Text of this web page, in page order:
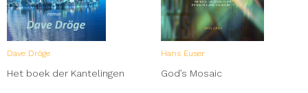
Dave Dröge
Het boek der Kantelingen
Hans Euser
God’s Mosaic